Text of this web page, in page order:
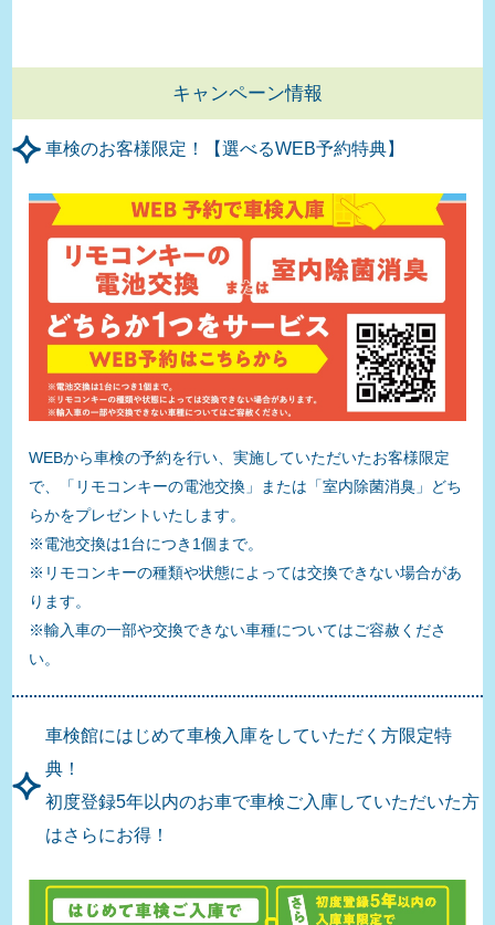
キャンペーン情報
車検のお客様限定！【選べるWEB予約特典】
WEBから車検の予約を行い、実施していただいたお客様限定
で、「リモコンキーの電池交換」または「室内除菌消臭」どち
らかをプレゼントいたします。
※電池交換は1台につき1個まで。
※リモコンキーの種類や状態によっては交換できない場合があ
ります。
※輸入車の一部や交換できない車種についてはご容赦くださ
い。
車検館にはじめて車検入庫をしていただく方限定特
典！
初度登録5年以内のお車で車検ご入庫していただいた方
はさらにお得！